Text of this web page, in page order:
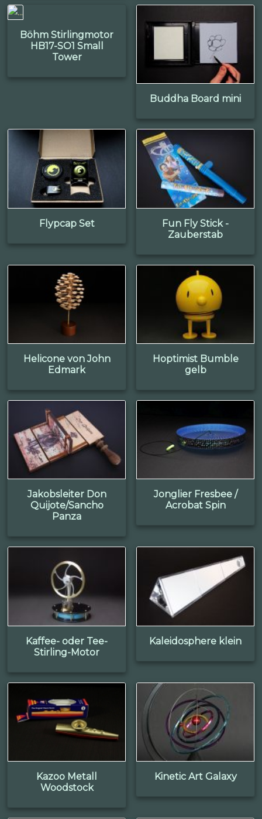
Böhm Stirlingmotor
HB17-SO1 Small
Tower
Buddha Board mini
Flypcap Set
Fun Fly Stick -
Zauberstab
Helicone von John
Edmark
Hoptimist Bumble
gelb
Jakobsleiter Don
Quijote/Sancho
Panza
Jonglier Fresbee /
Acrobat Spin
Kaffee- oder Tee-
Stirling-Motor
Kaleidosphere klein
Kazoo Metall
Woodstock
Kinetic Art Galaxy